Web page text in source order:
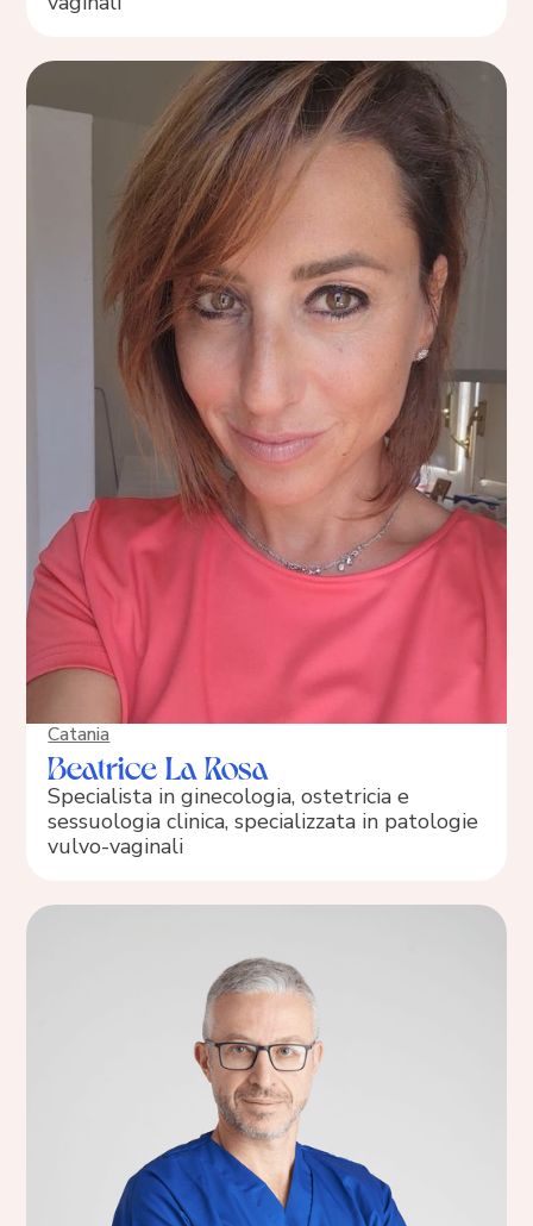
Catania
Beatrice La Rosa
Specialista in ginecologia, ostetricia e
sessuologia clinica, specializzata in patologie
vulvo-vaginali